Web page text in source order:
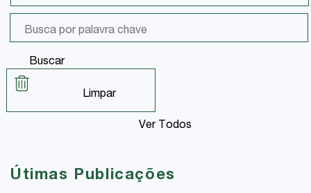
Buscar
Limpar
Ver Todos
Útimas Publicações